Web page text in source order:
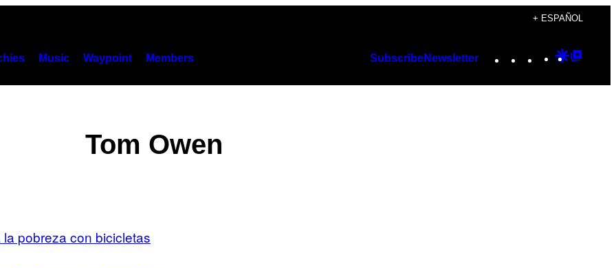
+ ESPAÑOL
Music Waypoint Members SubscribeNewsletter Instagram
TikTok
YouTube
Google
Tom Owen